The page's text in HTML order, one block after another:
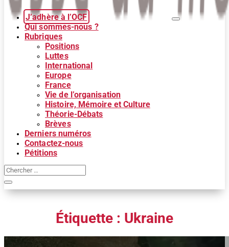
J’adhère à l’OCF
Qui sommes-nous ?
Rubriques
Positions
Luttes
International
Europe
France
Vie de l’organisation
Histoire, Mémoire et Culture
Théorie-Débats
Brèves
Derniers numéros
Contactez-nous
Pétitions
Étiquette : Ukraine